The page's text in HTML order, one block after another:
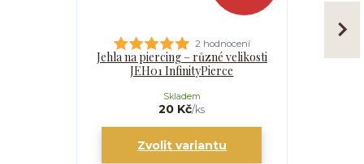
2 hodnocení
Jehla na piercing – různé velikosti
JEH01 InfinityPierce
20 Kč/ks
Skladem
Zvolit variantu